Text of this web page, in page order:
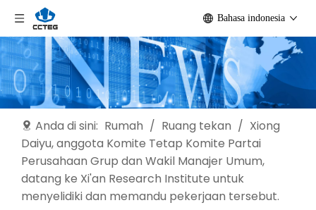
Bahasa indonesia
Anda di sini: Rumah / Ruang tekan / Xiong
Daiyu, anggota Komite Tetap Komite Partai
Perusahaan Grup dan Wakil Manajer Umum,
datang ke Xi'an Research Institute untuk
menyelidiki dan memandu pekerjaan tersebut.